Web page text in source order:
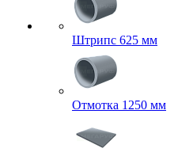
Штрипс 625 мм
Отмотка 1250 мм